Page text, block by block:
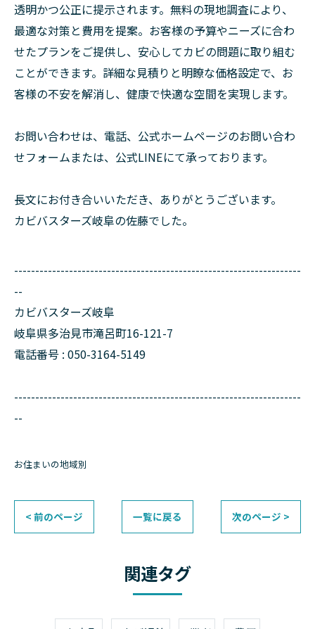
透明かつ公正に提示されます。無料の現地調査により、
最適な対策と費用を提案。お客様の予算やニーズに合わ
せたプランをご提供し、安心してカビの問題に取り組む
ことができます。詳細な見積りと明瞭な価格設定で、お
客様の不安を解消し、健康で快適な空間を実現します。
お問い合わせは、電話、公式ホームページのお問い合わ
せフォームまたは、公式LINEにて承っております。
長文にお付き合いいただき、ありがとうございます。
カビバスターズ岐阜の佐藤でした。
--------------------------------------------------------------------
--
カビバスターズ岐阜
岐阜県多治見市滝呂町16-121-7
電話番号 : 050-3164-5149
--------------------------------------------------------------------
--
お住まいの地域別
< 前のページ 一覧に戻る 次のページ >
関連タグ